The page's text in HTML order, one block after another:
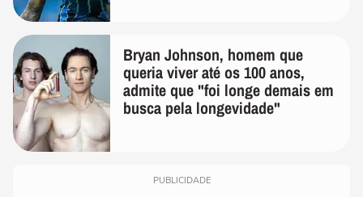
Bryan Johnson, homem que
queria viver até os 100 anos,
admite que "foi longe demais em
busca pela longevidade"
PUBLICIDADE